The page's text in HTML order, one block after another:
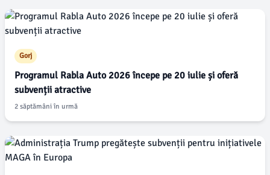
Gorj
Programul Rabla Auto 2026 începe pe 20 iulie și oferă
subvenții atractive
2 săptămâni în urmă